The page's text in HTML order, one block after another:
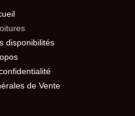
disponibilités
de Vente